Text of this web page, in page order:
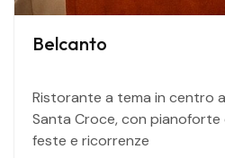
Belcanto
Ristorante a tema in centro
Santa Croce, con
feste e ricorrenze